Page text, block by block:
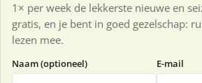
1× per week de lekkerste nieuwe en
gratis, en je bent in goed gezelschap:
lezen mee.
Naam (optioneel) E-mail